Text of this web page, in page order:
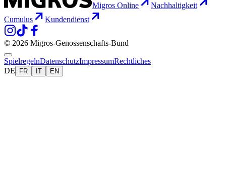
Migros Online
Nachhaltigkeit
Cumulus
Kundendienst
© 2026 Migros-Genossenschafts-Bund
SpielregelnDatenschutzImpressumRechtliches
DE
FR IT EN